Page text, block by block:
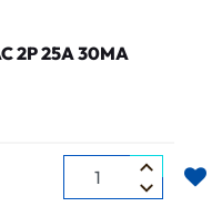
2P 25A 30MA